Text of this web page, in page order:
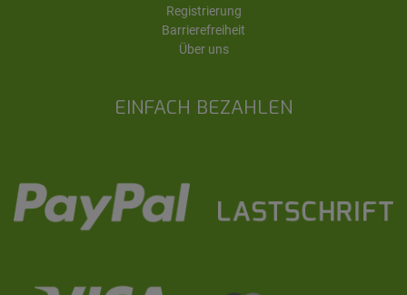
EINFACH BEZAHLEN
Registrierung
Barrierefreiheit
Über uns